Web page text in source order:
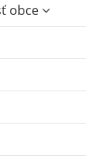
obce